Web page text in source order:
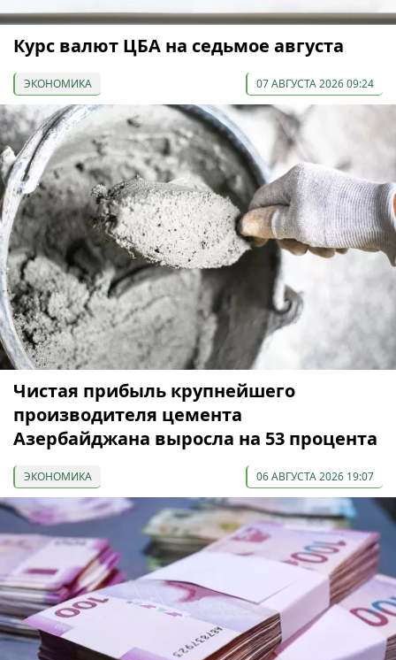
Курс валют ЦБА на седьмое августа
ЭКОНОМИКА 07 АВГУСТА 2026 09:24
Чистая прибыль крупнейшего
производителя цемента
Азербайджана выросла на 53 процента
ЭКОНОМИКА 06 АВГУСТА 2026 19:07